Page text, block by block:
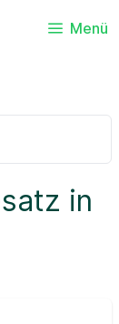
Menü
in